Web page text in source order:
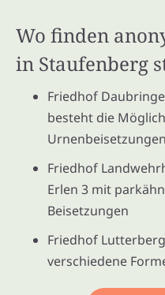
Wo finden
in Staufenberg
Friedhof
besteht die
Urnenbeisetzungen
Friedhof
Erlen 3 mit
Beisetzungen
Friedhof
verschiedene